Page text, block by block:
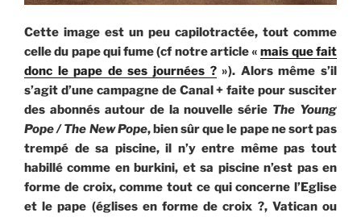
Cette image est un peu capilotractée, tout comme
celle du pape qui fume (cf notre article «mais que fait
donc le pape de ses journées ?»). Alors même s’il
s’agit d’une campagne de Canal + faite pour susciter
des abonnés autour de la nouvelle série The Young
Pope / The New Pope, bien sûr que le pape ne sort pas
trempé de sa piscine, il n’y entre même pas tout
habillé comme en burkini, et sa piscine n’est pas en
forme de croix, comme tout ce qui concerne l’Eglise
et le pape (églises en forme de croix ?, Vatican ou